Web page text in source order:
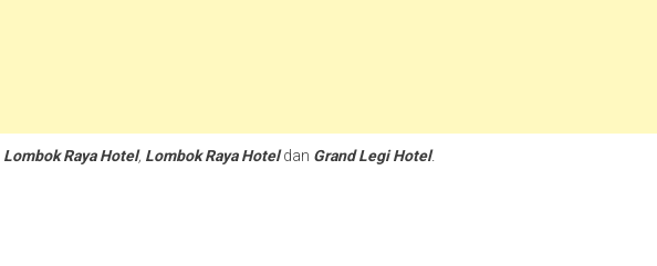
Lombok Raya Hotel, Lombok Raya Hoteldan Grand Legi Hotel.